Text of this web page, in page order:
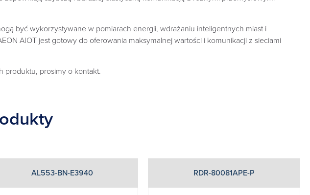
być wykorzystywane w pomiarach energii, wdrażaniu inteligentnych miast i
AIOT jest gotowy do oferowania maksymalnej wartości i komunikacji z sieciami
produktu, prosimy o kontakt.
AL553-BN-E3940 RDR-80081APE-P